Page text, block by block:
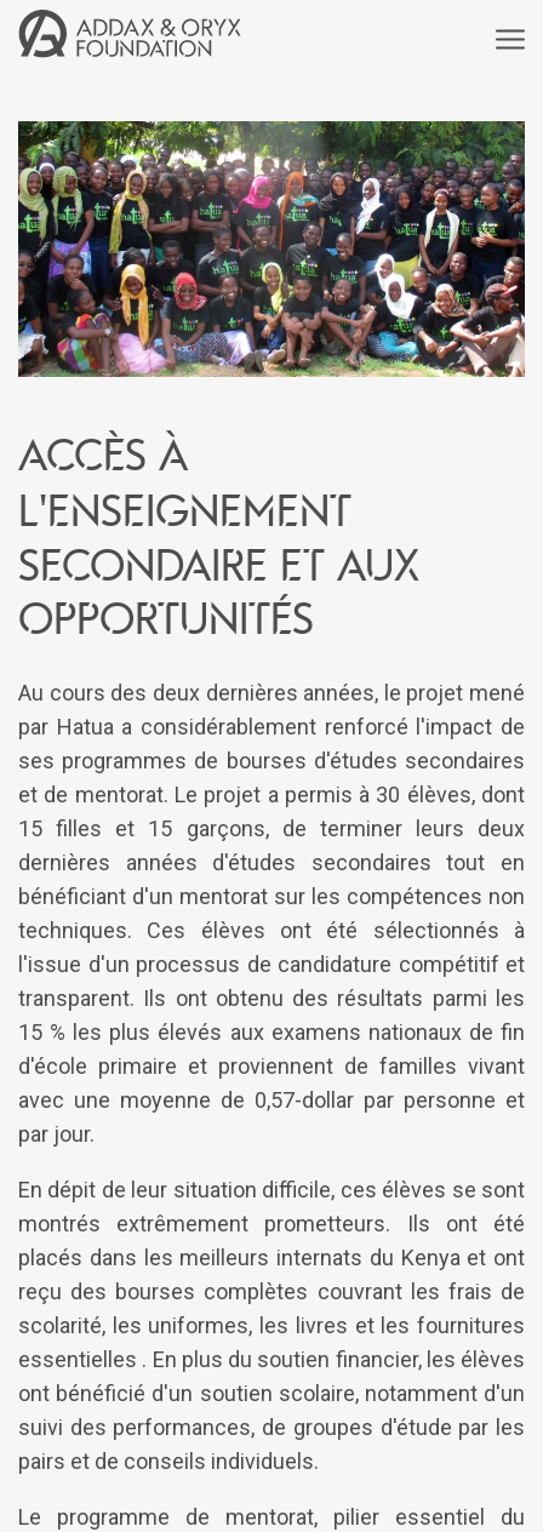
Accès à
l'enseignement
secondaire et aux
opportunités
Au cours des deux dernières années, le projet mené
par Hatua a considérablement renforcé l'impact de
ses programmes de bourses d'études secondaires
et de mentorat. Le projet a permis à 30 élèves, dont
15 filles et 15 garçons, de terminer leurs deux
dernières années d'études secondaires tout en
bénéficiant d'un mentorat sur les compétences non
techniques. Ces élèves ont été sélectionnés à
l'issue d'un processus de candidature compétitif et
transparent. Ils ont obtenu des résultats parmi les
15 % les plus élevés aux examens nationaux de fin
d'école primaire et proviennent de familles vivant
avec une moyenne de 0,57-dollar par personne et
par jour.
En dépit de leur situation difficile, ces élèves se sont
montrés extrêmement prometteurs. Ils ont été
placés dans les meilleurs internats du Kenya et ont
reçu des bourses complètes couvrant les frais de
scolarité, les uniformes, les livres et les fournitures
essentielles . En plus du soutien financier, les élèves
ont bénéficié d'un soutien scolaire, notamment d'un
suivi des performances, de groupes d'étude par les
pairs et de conseils individuels.
Le programme de mentorat, pilier essentiel du